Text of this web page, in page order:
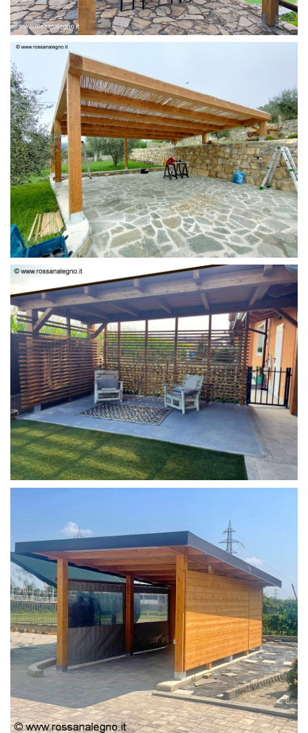
PERGOLA 6 X 3
COPERTURA MOBILE 2 AUTO
PERGOLA